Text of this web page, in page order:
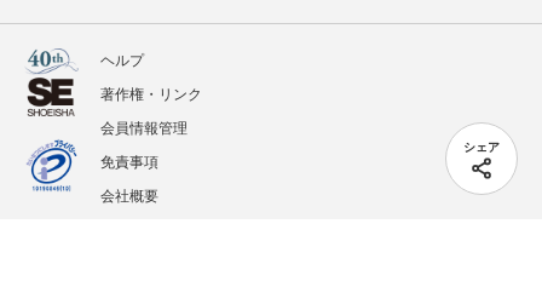
シェア
ヘルプ
著作権・リンク
会員情報管理
免責事項
会社概要